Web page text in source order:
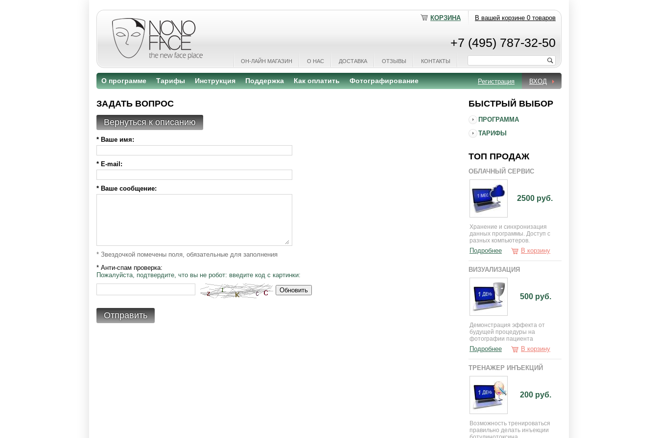
+7 (495) 787-32-50
ОН-ЛАЙН МАГАЗИН О НАС ДОСТАВКА ОТЗЫВЫ КОНТАКТЫ
КОРЗИНА В вашей корзине 0 товаров
О программе Тарифы Инструкция Поддержка Как оплатить Фотографирование Регистрация ВХОД
БЫСТРЫЙ ВЫБОР
ПРОГРАММА
ТАРИФЫ
ТОП ПРОДАЖ
ОБЛАЧНЫЙ СЕРВИС
2500 руб.
Хранение и синхронизация
данных программы. Доступ с
разных компьютеров.
Подробнее В корзину
ВИЗУАЛИЗАЦИЯ
500 руб.
Демонстрация эффекта от
будущей процедуры на
фотографии пациента
Подробнее В корзину
ТРЕНАЖЕР ИНЪЕКЦИЙ
200 руб.
Возможность тренироваться
правильно делать инъекции
ЗАДАТЬ ВОПРОС
Вернуться к описанию
* Ваше имя:
* E-mail:
* Ваше сообщение:
* Звездочкой помечены поля, обязательные для заполнения
* Анти-спам проверка:
Пожалуйста, подтвердите, что вы не робот: введите код с картинки:
Обновить
Отправить